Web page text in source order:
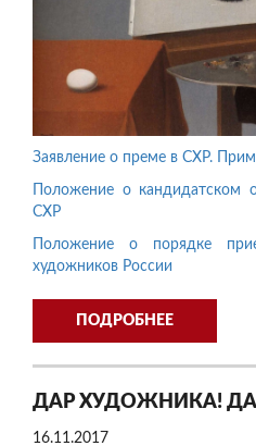
Заявление о преме в СХР.
Положение о
СХР
Положение о порядке
художников России
ПОДРОБНЕЕ
ДАР ХУДОЖНИКА!
16.11.2017